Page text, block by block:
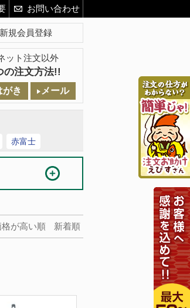
お問い合わせ
新規会員登録
ット注文以外
の注文方法!!
がき メール
赤富士
格が高い順 新着順